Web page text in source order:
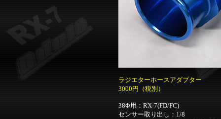
ラジエターホースアダプター
3000円（税別）
38Φ用：RX-7(FD/FC)
センサー取り出し：1/8